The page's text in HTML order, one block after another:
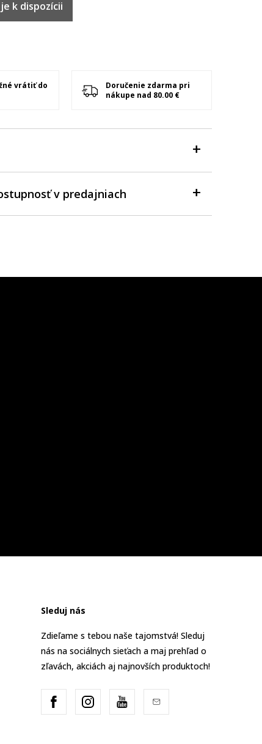
k dispozícii
vrátiť do
Doručenie zdarma pri
nákupe nad 80.00 €
v predajniach
Sleduj nás
Zdieľame s tebou naše tajomstvá! Sleduj
nás na sociálnych sieťach a maj prehľad o
zľavách, akciách aj najnovších produktoch!